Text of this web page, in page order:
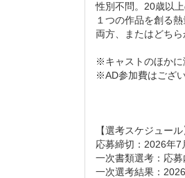
性別不問。20歳以上
１つの作品を創る
両方、またはどち
※キャストのほかに
※AD参加費はござ
【選考スケジュール
応募締切：2026年
一次書類選考：応
一次選考結果：